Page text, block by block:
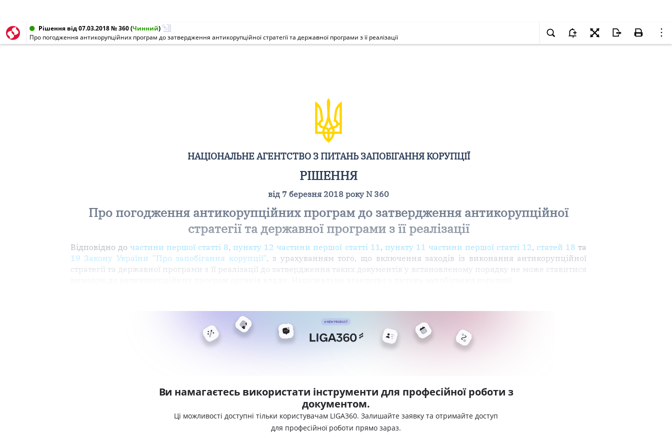
Рішення від 07.03.2018 № 360(Чинний)
Про погодження антикорупційних програм до затвердження антикорупційної стратегії та державної програми з її реалізації
НАЦІОНАЛЬНЕ АГЕНТСТВО З ПИТАНЬ ЗАПОБІГАННЯ КОРУПЦІЇ
РІШЕННЯ
від 7 березня 2018 року N 360
Про погодження антикорупційних програм до затвердження антикорупційної
стратегії та державної програми з її реалізації
Відповідно до частини першої статті 8, пункту 12 частини першої статті 11 , пункту 11 частини першої статті 12, статей 18 та
19 Закону України "Про запобігання корупції", з урахуванням того, що включення заходів із виконання антикорупційної
стратегії та державної програми з її реалізації до затвердження таких документів у встановленому порядку не може ставитися
Ви намагаєтесь використати інструменти для професійної роботи з
документом.
Ці можливості доступні тільки користувачам LIGA360. Залишайте заявку та отримайте доступ
для професійної роботи прямо зараз.